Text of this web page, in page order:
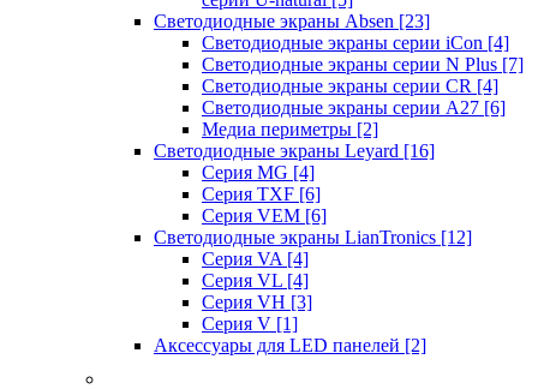
Светодиодные экраны Absen [23]
Светодиодные экраны серии iCon [4]
Светодиодные экраны серии N Plus [7]
Светодиодные экраны серии CR [4]
Светодиодные экраны серии А27 [6]
Медиа периметры [2]
Светодиодные экраны Leyard [16]
Серия MG [4]
Серия TXF [6]
Серия VEM [6]
Светодиодные экраны LianTronics [12]
Серия VA [4]
Серия VL [4]
Серия VH [3]
Серия V [1]
Аксессуары для LED панелей [2]